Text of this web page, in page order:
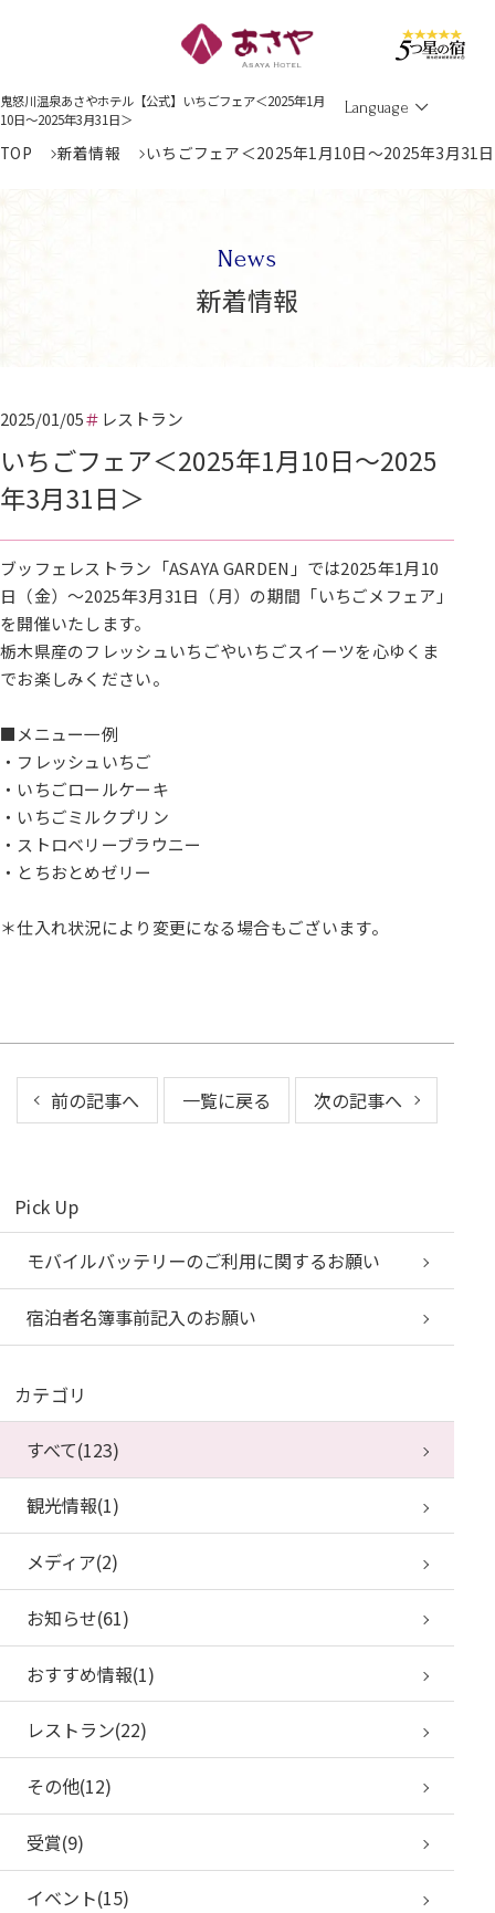
鬼怒川温泉あさやホテル【公式】いちごフェア＜2025年1月
10日～2025年3月31日＞
Language
TOP 新着情報 いちごフェア＜2025年1月10日～2025年3月31
News
新着情報
2025/01/05 レストラン
いちごフェア＜2025年1月10日～2025
年3月31日＞
ブッフェレストラン「ASAYA GARDEN」では2025年1月10
日（金）～2025年3月31日（月）の期間「いちごメフェア」
を開催いたします。
栃木県産のフレッシュいちごやいちごスイーツを心ゆくま
でお楽しみください。
■メニュー一例
・フレッシュいちご
・いちごロールケーキ
・いちごミルクプリン
・ストロベリーブラウニー
・とちおとめゼリー
＊仕入れ状況により変更になる場合もございます。
前の記事へ 一覧に戻る 次の記事へ
Pick Up
モバイルバッテリーのご利用に関するお願い
宿泊者名簿事前記入のお願い
カテゴリ
すべて(123)
観光情報(1)
メディア(2)
お知らせ(61)
おすすめ情報(1)
レストラン(22)
その他(12)
受賞(9)
イベント(15)